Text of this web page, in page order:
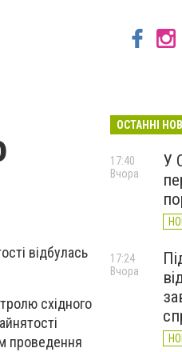
відбулась
східного
проведення
ОСТАННІ
У
17:40
Вчора
17:24
Вчора